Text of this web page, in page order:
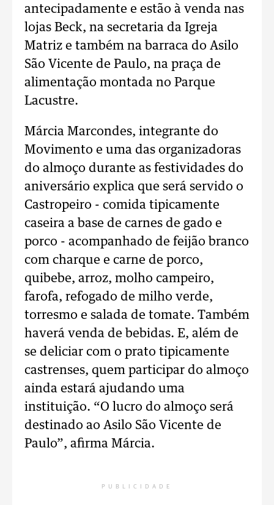
antecipadamente e estão à venda nas
lojas Beck, na secretaria da Igreja
Matriz e também na barraca do Asilo
São Vicente de Paulo, na praça de
alimentação montada no Parque
Lacustre.
Márcia Marcondes, integrante do
Movimento e uma das organizadoras
do almoço durante as festividades do
aniversário explica que será servido o
Castropeiro - comida tipicamente
caseira a base de carnes de gado e
porco - acompanhado de feijão branco
com charque e carne de porco,
quibebe, arroz, molho campeiro,
farofa, refogado de milho verde,
torresmo e salada de tomate. Também
haverá venda de bebidas. E, além de
se deliciar com o prato tipicamente
castrenses, quem participar do almoço
ainda estará ajudando uma
instituição. “O lucro do almoço será
destinado ao Asilo São Vicente de
Paulo”, afirma Márcia.
PUBLICIDADE